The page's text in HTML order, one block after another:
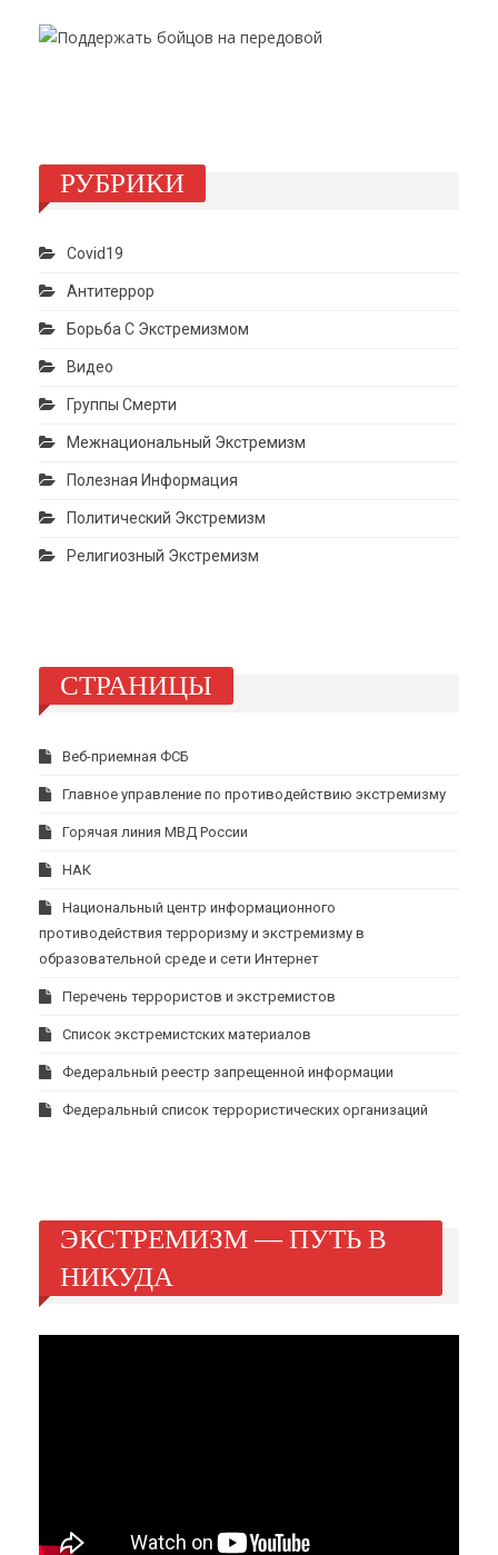
РУБРИКИ
Covid19
Антитеррор
Борьба С Экстремизмом
Видео
Группы Смерти
Межнациональный Экстремизм
Полезная Информация
Политический Экстремизм
Религиозный Экстремизм
СТРАНИЦЫ
Веб-приемная ФСБ
Главное управление по противодействию экстремизму
Горячая линия МВД России
НАК
Национальный центр информационного
противодействия терроризму и экстремизму в
образовательной среде и сети Интернет
Перечень террористов и экстремистов
Список экстремистских материалов
Федеральный реестр запрещенной информации
Федеральный список террористических организаций
ЭКСТРЕМИЗМ — ПУТЬ В
НИКУДА